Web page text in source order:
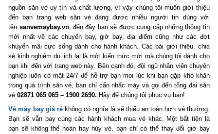
nguồn săn vé uy tín và chất lượng, vì vậy chúng tôi muốn giới thiệu
đến bạn trang web săn vé đang được nhiều người tin dùng với
tên sanvemaybay.vn, đến đây bạn sẽ được cung cấp những thông tin
mới nhất về các chuyến bay, giờ bay, địa điểm cũng như các đợt
khuyến mãi cực sống dành cho hành khách. Các bài giới thiệu, chia
sẻ kinh nghiệm du lịch lại là một kiến thức mới mà chúng tôi dành cho
bạn khi đến với trang web này. Bên cạnh đó, đội ngũ nhân viên chuyên
nghiệp luôn có mặt 24/7 để hỗ trợ bạn mọi lúc khi bạn gặp khó khăn
trong quá trình săn vé, bạn chỉ cẩn nhấc máy và gọi đến tổng đài săn
vé02871 065 065 – 1900 2690. Hãy để chúng tôi phục vụ bạn!
Vé máy bay giá rẻkhông có nghĩa là sẽ thiếu an toàn hơn vé thường.
Bạn sẽ vẫn bay cùng các hành khách mua vé khác. Một bất tiện là
bạn sẽ không thể hoàn hay hủy vé, bạn chỉ có thể thay đổi giờ bay